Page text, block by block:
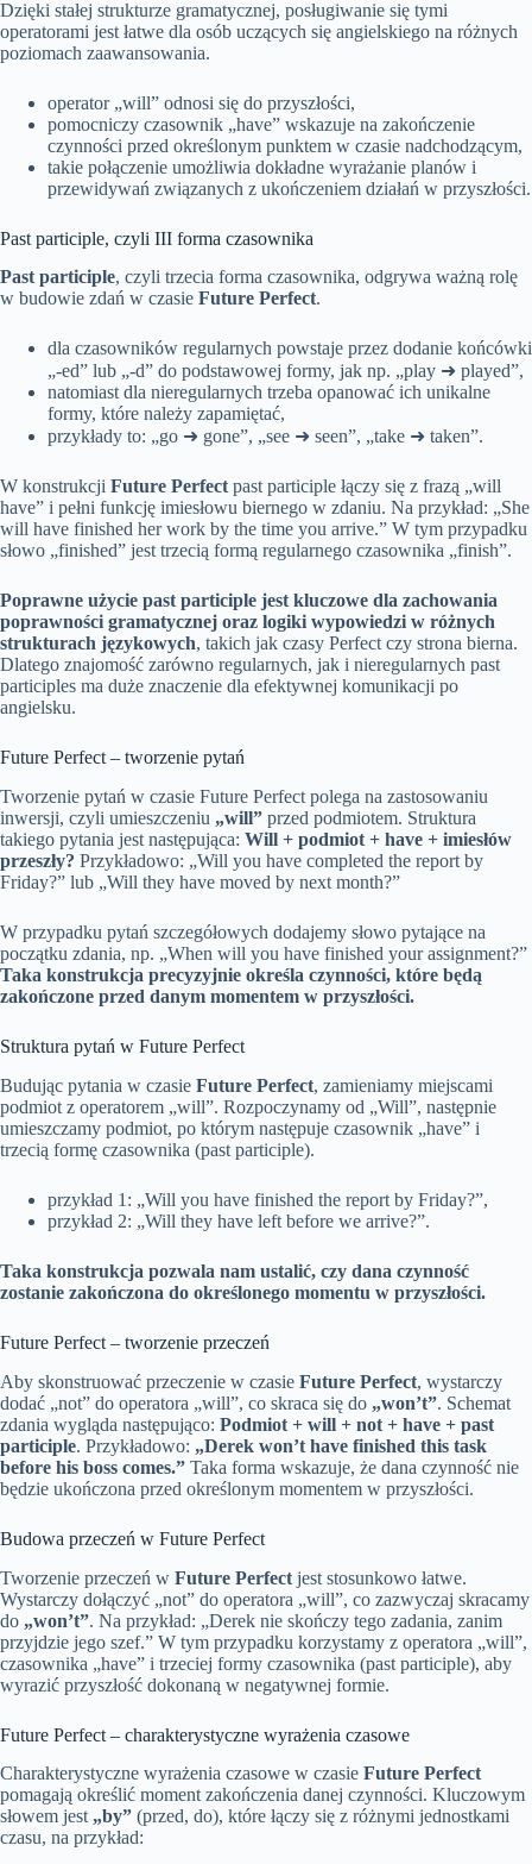
Dzięki stałej strukturze gramatycznej, posługiwanie się tymi
operatorami jest łatwe dla osób uczących się angielskiego na różnych
poziomach zaawansowania.
operator „will” odnosi się do przyszłości,
pomocniczy czasownik „have” wskazuje na zakończenie
czynności przed określonym punktem w czasie nadchodzącym,
takie połączenie umożliwia dokładne wyrażanie planów i
przewidywań związanych z ukończeniem działań w przyszłości.
Past participle, czyli III forma czasownika
Past participle, czyli trzecia forma czasownika, odgrywa ważną rolę
w budowie zdań w czasie Future Perfect.
dla czasowników regularnych powstaje przez dodanie końcówki
„-ed” lub „-d” do podstawowej formy, jak np. „play ➜ played”,
natomiast dla nieregularnych trzeba opanować ich unikalne
formy, które należy zapamiętać,
przykłady to: „go ➜ gone”, „see ➜ seen”, „take ➜ taken”.
W konstrukcji Future Perfectpast participle łączy się z frazą „will
have” i pełni funkcję imiesłowu biernego w zdaniu. Na przykład: „She
will have finished her work by the time you arrive.” W tym przypadku
słowo „finished” jest trzecią formą regularnego czasownika „finish”.
Poprawne użycie past participle jest kluczowe dla zachowania
poprawności gramatycznej oraz logiki wypowiedzi w różnych
strukturach językowych, takich jak czasy Perfect czy strona bierna.
Dlatego znajomość zarówno regularnych, jak i nieregularnych past
participles ma duże znaczenie dla efektywnej komunikacji po
angielsku.
Future Perfect – tworzenie pytań
Tworzenie pytań w czasie Future Perfect polega na zastosowaniu
inwersji, czyli umieszczeniu „will” przed podmiotem. Struktura
takiego pytania jest następująca: Will + podmiot + have + imiesłów
przeszły? Przykładowo: „Will you have completed the report by
Friday?” lub „Will they have moved by next month?”
W przypadku pytań szczegółowych dodajemy słowo pytające na
początku zdania, np. „When will you have finished your assignment?”
Taka konstrukcja precyzyjnie określa czynności, które będą
zakończone przed danym momentem w przyszłości.
Struktura pytań w Future Perfect
Budując pytania w czasie Future Perfect, zamieniamy miejscami
podmiot z operatorem „will”. Rozpoczynamy od „Will”, następnie
umieszczamy podmiot, po którym następuje czasownik „have” i
trzecią formę czasownika (past participle).
przykład 1: „Will you have finished the report by Friday?”,
przykład 2: „Will they have left before we arrive?”.
Taka konstrukcja pozwala nam ustalić, czy dana czynność
zostanie zakończona do określonego momentu w przyszłości.
Future Perfect – tworzenie przeczeń
Aby skonstruować przeczenie w czasie Future Perfect, wystarczy
dodać „not” do operatora „will”, co skraca się do „won’t”. Schemat
zdania wygląda następująco: Podmiot + will + not + have + past
participle. Przykładowo: „Derek won’t have finished this task
before his boss comes.” Taka forma wskazuje, że dana czynność nie
będzie ukończona przed określonym momentem w przyszłości.
Budowa przeczeń w Future Perfect
Tworzenie przeczeń w Future Perfect jest stosunkowo łatwe.
Wystarczy dołączyć „not” do operatora „will”, co zazwyczaj skracamy
do „won’t”. Na przykład: „Derek nie skończy tego zadania, zanim
przyjdzie jego szef.” W tym przypadku korzystamy z operatora „will”,
czasownika „have” i trzeciej formy czasownika (past participle), aby
wyrazić przyszłość dokonaną w negatywnej formie.
Future Perfect – charakterystyczne wyrażenia czasowe
Charakterystyczne wyrażenia czasowe w czasie Future Perfect
pomagają określić moment zakończenia danej czynności. Kluczowym
słowem jest „by” (przed, do), które łączy się z różnymi jednostkami
czasu, na przykład: